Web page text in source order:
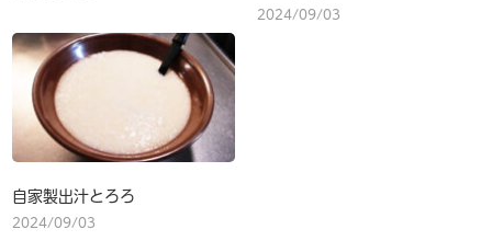
2024/09/03
自家製出汁とろろ
2024/09/03